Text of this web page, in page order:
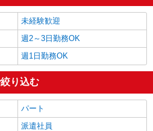
未経験歓迎
週2～3日勤務OK
週1日勤務OK
り込む
パート
派遣社員